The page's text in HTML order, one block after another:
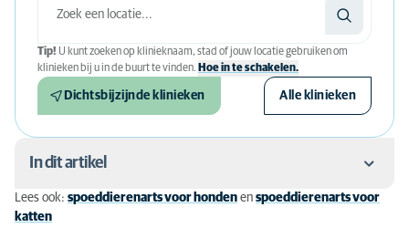
Tip! U kunt zoeken op klinieknaam, stad of jouw locatie gebruiken om
klinieken bij u in de buurt te vinden. Hoe in te schakelen.
Dichtsbijzijnde klinieken Alle klinieken
In dit artikel
Wat is spoedzorg voor huisdieren?
Lees ook: spoeddierenarts voor honden en spoeddierenarts voor
katten